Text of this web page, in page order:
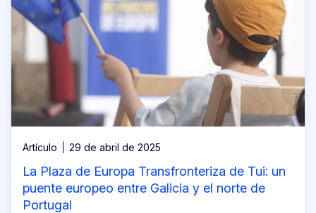
Artículo 29 de abril de 2025
La Plaza de Europa Transfronteriza de Tui: un
puente europeo entre Galicia y el norte de
Portugal